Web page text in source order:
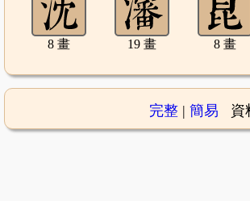
8 畫 19 畫 8 畫
完整| 簡易 資